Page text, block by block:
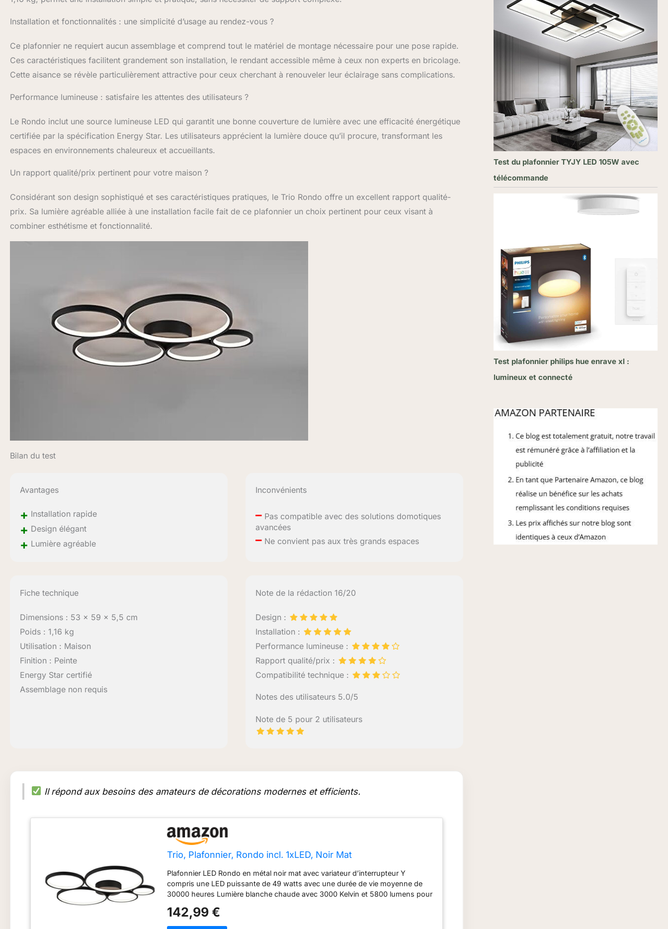
Installation et fonctionnalités : une simplicité d’usage au rendez-vous ?
Ce plafonnier ne requiert aucun assemblage et comprend tout le matériel de montage nécessaire pour une pose rapide.
Ces caractéristiques facilitent grandement son installation, le rendant accessible même à ceux non experts en bricolage.
Cette aisance se révèle particulièrement attractive pour ceux cherchant à renouveler leur éclairage sans complications.
Performance lumineuse : satisfaire les attentes des utilisateurs ?
Le Rondo inclut une source lumineuse LED qui garantit une bonne couverture de lumière avec une efficacité énergétique
certifiée par la spécification Energy Star. Les utilisateurs apprécient la lumière douce qu’il procure, transformant les
espaces en environnements chaleureux et accueillants.
Un rapport qualité/prix pertinent pour votre maison ?
Considérant son design sophistiqué et ses caractéristiques pratiques, le Trio Rondo offre un excellent rapport qualité-
prix. Sa lumière agréable alliée à une installation facile fait de ce plafonnier un choix pertinent pour ceux visant à
combiner esthétisme et fonctionnalité.
Bilan du test
Avantages
+ Installation rapide
+ Design élégant
+ Lumière agréable
Inconvénients
– Pas compatible avec des solutions domotiques
avancées
– Ne convient pas aux très grands espaces
Fiche technique
Dimensions : 53 x 59 x 5,5 cm
Poids : 1,16 kg
Utilisation : Maison
Finition : Peinte
Energy Star certifié
Assemblage non requis
Note de la rédaction 16/20
Design :
Installation :
Performance lumineuse :
Rapport qualité/prix :
Compatibilité technique :
Notes des utilisateurs 5.0/5
Note de 5 pour 2 utilisateurs
Il répond aux besoins des amateurs de décorations modernes et efficients.
Trio, Plafonnier, Rondo incl. 1xLED, Noir Mat
Plafonnier LED Rondo en métal noir mat avec variateur d’interrupteur Y
compris une LED puissante de 49 watts avec une durée de vie moyenne de
30000 heures Lumière blanche chaude avec 3000 Kelvin et 5800 lumens pour
trois niveaux de luminosité différents et éteinte via l’interrupteur mural
conventionnel. Aucun variateur externe n’est nécessaire Ce produit est un
142,99 €
Test du plafonnier TYJY LED 105W avec
télécommande
Test plafonnier philips hue enrave xl :
lumineux et connecté